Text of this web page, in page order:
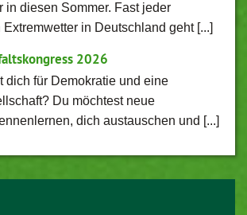
in diesen Sommer. Fast jeder
in Deutschland geht [...]
2026
dich für Demokratie und eine
Du möchtest neue
dich austauschen und [...]